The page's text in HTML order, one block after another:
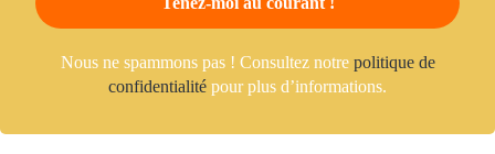
Nous ne spammons pas ! Consultez notre politique de
confidentialité pour plus d’informations.